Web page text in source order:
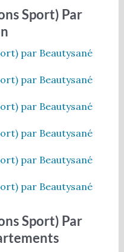
Sport) Par
par Beautysané
par Beautysané
par Beautysané
par Beautysané
par Beautysané
par Beautysané
Sport) Par